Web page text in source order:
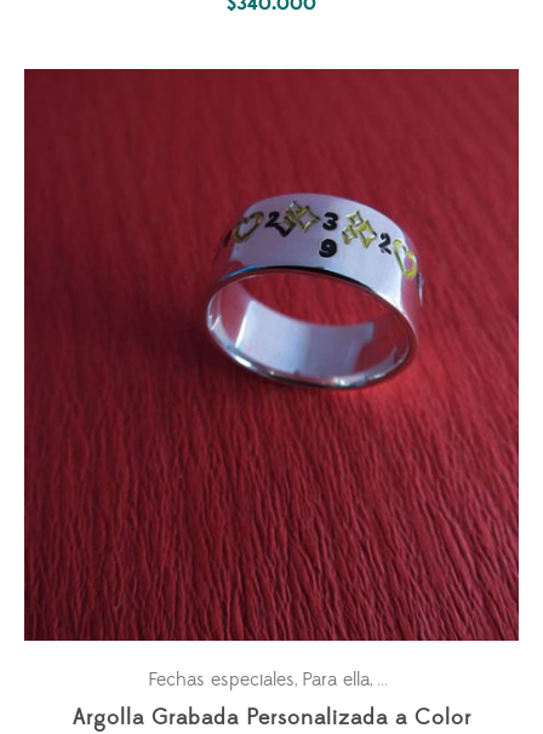
Fechas especiales, Para ella, Parejas
Argolla Grabada Personalizada a Color